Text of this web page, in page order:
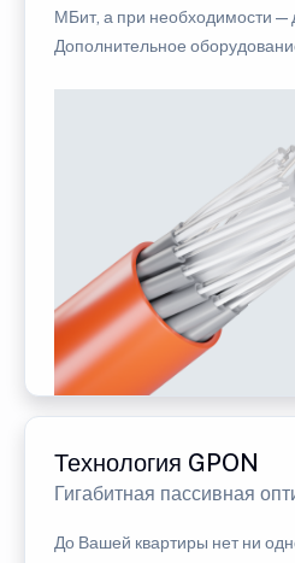
МБит, а при необходимости —
Дополнительное
Технология GPON
Гигабитная пассивная
До Вашей квартиры нет ни